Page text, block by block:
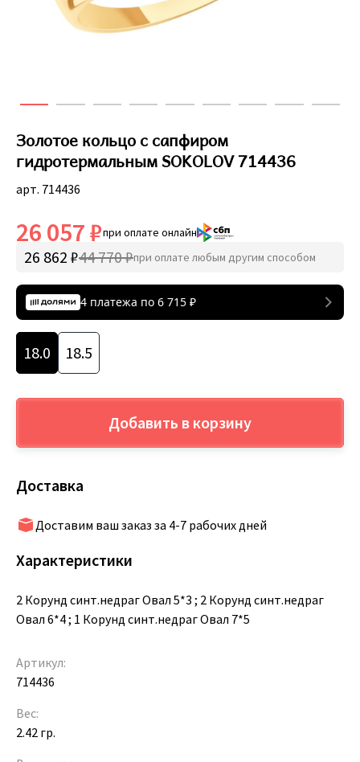
Золотое кольцо с сапфиром
гидротермальным SOKOLOV 714436
арт. 714436
26 057 ₽при оплате онлайн
26 862 ₽44 770 ₽при оплате любым другим способом
4 платежа по 6 715 ₽
18.0 18.5
Добавить в корзину
Доставка
Доставим ваш заказ за 4-7 рабочих дней
Характеристики
2 Корунд синт.недраг Овал 5*3 ; 2 Корунд синт.недраг
Овал 6*4 ; 1 Корунд синт.недраг Овал 7*5
Артикул:
714436
Вес:
2.42 гр.